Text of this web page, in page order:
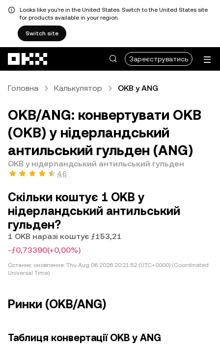
Looks like you're in the United States. Switch to the United States site
for products available in your region.
Switch site
Зареєструватись
Головна Калькулятор OKB у ANG
OKB/ANG: конвертувати OKB
(OKB) у нідерландський
антильський гульден (ANG)
OKB у нідерландський антильський гульден
4,6
Скільки коштує 1 OKB у
нідерландський антильський
гульден?
1 OKB наразі коштує ƒ153,21
-ƒ0,73390(+0,00%)
Останнє оновлення: Thu Aug 06 2026 20:21:52 (UTC+0000) (Coordinated
Universal Time)
Ринки (OKB/ANG)
Таблиця конвертації OKB у ANG